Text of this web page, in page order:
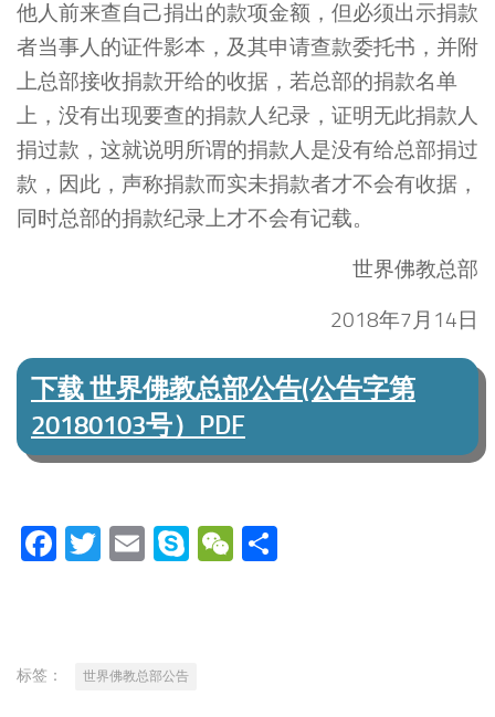
他人前来查自己捐出的款项金额，但必须出示捐款
者当事人的证件影本，及其申请查款委托书，并附
上总部接收捐款开给的收据，若总部的捐款名单
上，没有出现要查的捐款人纪录，证明无此捐款人
捐过款，这就说明所谓的捐款人是没有给总部捐过
款，因此，声称捐款而实未捐款者才不会有收据，
同时总部的捐款纪录上才不会有记载。
世界佛教总部
2018年7月14日
下载 世界佛教总部公告(公告字第
20180103号）PDF
Facebook
Twitter
EmailSkypeWeChat
标签： 世界佛教总部公告